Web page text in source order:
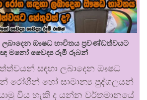
ලබාදෙන ඖෂධ භාවිතය ප්‍රචණ්ඩත්වයට
මනෝ වෛද්‍ය රූමි රූබන්
සඳහා ලබාදෙන ඖෂධ
රෝගීන් හෝ සාමාන්‍ය පුද්ගලයන්
විය හැකි ද යන්න වර්තමානයේ